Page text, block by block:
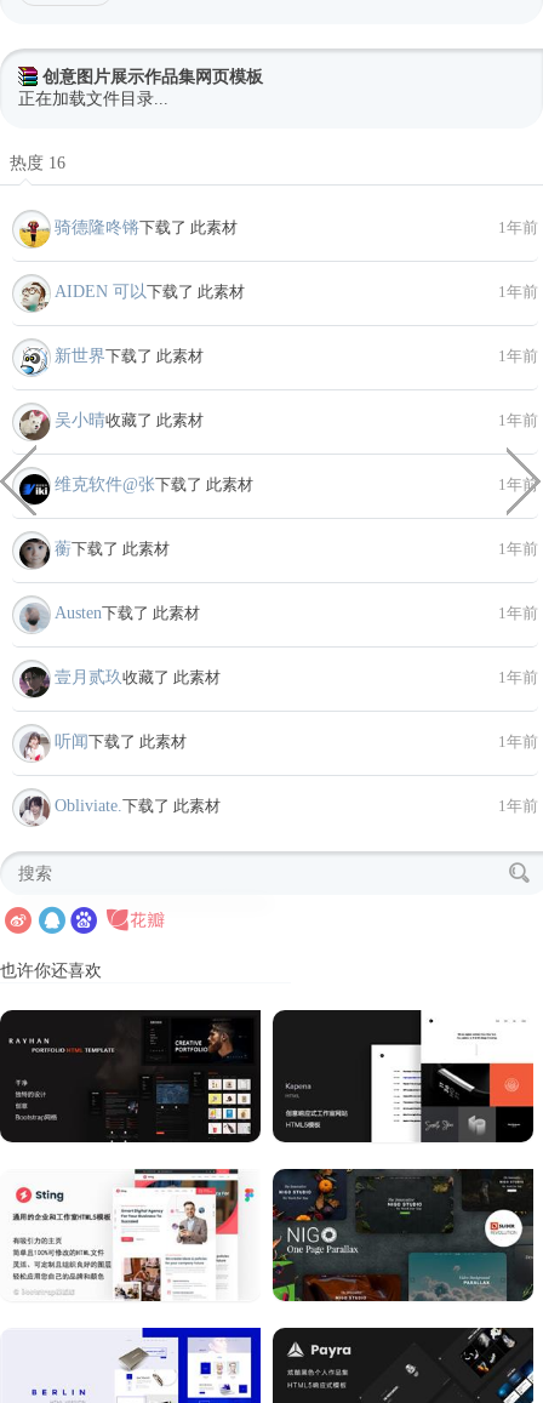
创意图片展示作品集网页模板
正在加载文件目录...
热度 16
骑德隆咚锵下载了 此素材 1年前
AIDEN 可以下载了 此素材 1年前
新世界下载了 此素材 1年前
吴小晴收藏了 此素材 1年前
维克软件@张下载了 此素材 1年前
蘅下载了 此素材 1年前
Austen下载了 此素材 1年前
壹月贰玖 收藏了 此素材 1年前
听闻下载了 此素材 1年前
Obliviate. 下载了 此素材 1年前
也许你还喜欢